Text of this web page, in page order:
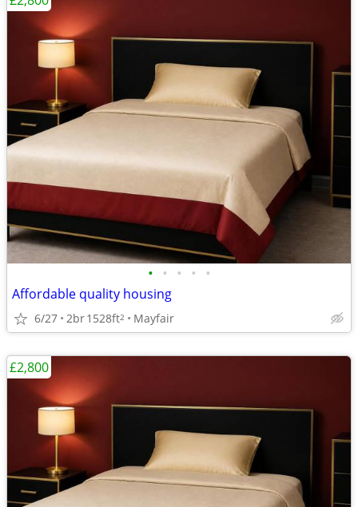
• • • • •
Affordable quality housing
6/27 2br1528ft2 Mayfair
£2,800